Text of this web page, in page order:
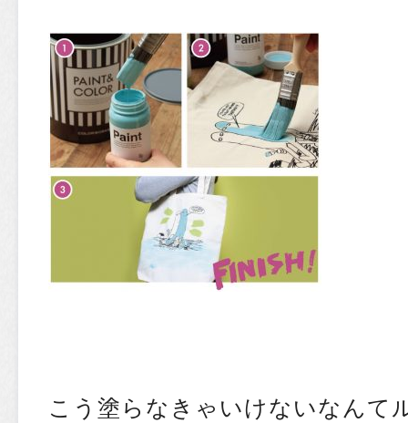
こう塗らなきゃいけないなんて